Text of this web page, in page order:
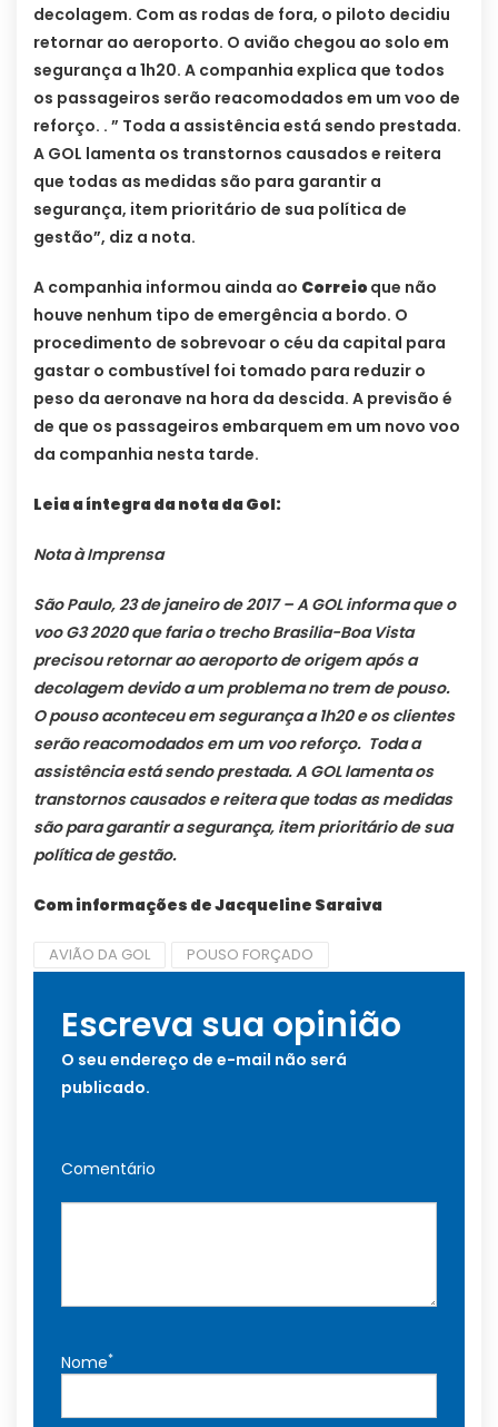
decolagem. Com as rodas de fora, o piloto decidiu
retornar ao aeroporto. O avião chegou ao solo em
segurança a 1h20. A companhia explica que todos
os passageiros serão reacomodados em um voo de
reforço. . ” Toda a assistência está sendo prestada.
A GOL lamenta os transtornos causados e reitera
que todas as medidas são para garantir a
segurança, item prioritário de sua política de
gestão”, diz a nota.
A companhia informou ainda ao Correio que não
houve nenhum tipo de emergência a bordo. O
procedimento de sobrevoar o céu da capital para
gastar o combustível foi tomado para reduzir o
peso da aeronave na hora da descida. A previsão é
de que os passageiros embarquem em um novo voo
da companhia nesta tarde.
Leia a íntegra da nota da Gol:
Nota à Imprensa
São Paulo, 23 de janeiro de 2017 – A GOL informa que o
voo G3 2020 que faria o trecho Brasilia-Boa Vista
precisou retornar ao aeroporto de origem após a
decolagem devido a um problema no trem de pouso.
O pouso aconteceu em segurança a 1h20 e os clientes
serão reacomodados em um voo reforço. Toda a
assistência está sendo prestada. A GOL lamenta os
transtornos causados e reitera que todas as medidas
são para garantir a segurança, item prioritário de sua
política de gestão.
Com informações de Jacqueline Saraiva
AVIÃO DA GOL POUSO FORÇADO
Escreva sua opinião
O seu endereço de e-mail não será
publicado.
Comentário
Nome*